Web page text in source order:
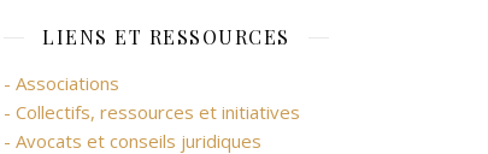
LIENS ET RESSOURCES
- Associations
- Collectifs, ressources et initiatives
- Avocats et conseils juridiques